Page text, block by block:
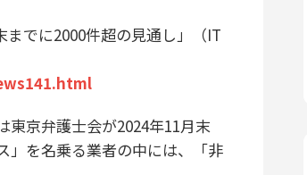
でに2000件超の見通し」（IT
京弁護士会が2024年11月末
」を名乗る業者の中には、「非